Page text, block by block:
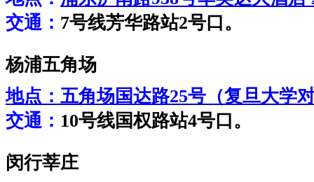
交通： 7号线芳华路站2号口。
杨浦五角场
地点： 五角场国达路25号（复旦大学
交通： 10号线国权路站4号口。
闵行莘庄